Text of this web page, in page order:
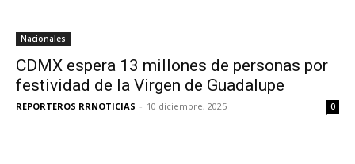
Nacionales
CDMX espera 13 millones de personas por
festividad de la Virgen de Guadalupe
REPORTEROS RRNOTICIAS - 10 diciembre, 2025 0